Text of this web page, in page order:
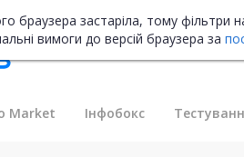
браузера застаріла, тому
вимоги до версій браузера за
Market Інфобокс